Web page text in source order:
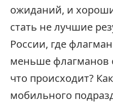
ожиданий, и
стать не лучшие
России, где
меньше флагманов
что происходит?
мобильного